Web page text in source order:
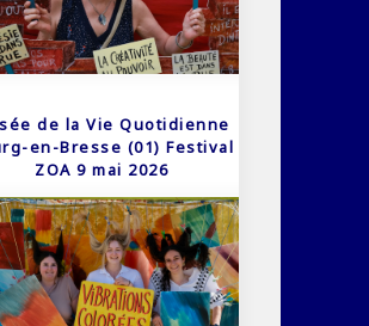
de la Vie Quotidienne
en-Bresse (01) Festival
ZOA 9 mai 2026